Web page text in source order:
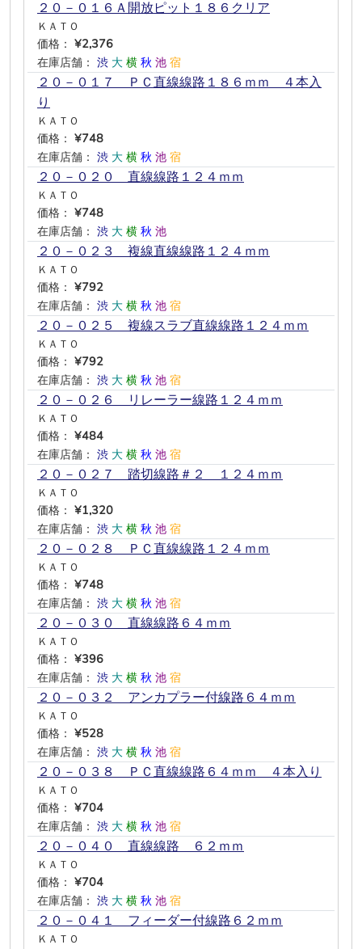
２０－０１６Ａ開放ピット１８６クリア
ＫＡＴＯ
価格： ¥2,376
在庫店舗： 渋 大 横 秋 池 宿
２０－０１７ ＰＣ直線線路１８６ｍｍ ４本入
り
ＫＡＴＯ
価格： ¥748
在庫店舗： 渋 大 横 秋 池 宿
２０－０２０ 直線線路１２４ｍｍ
ＫＡＴＯ
価格： ¥748
在庫店舗： 渋 大 横 秋 池
２０－０２３ 複線直線線路１２４ｍｍ
ＫＡＴＯ
価格： ¥792
在庫店舗： 渋 大 横 秋 池 宿
２０－０２５ 複線スラブ直線線路１２４ｍｍ
ＫＡＴＯ
価格： ¥792
在庫店舗： 渋 大 横 秋 池 宿
２０－０２６ リレーラー線路１２４ｍｍ
ＫＡＴＯ
価格： ¥484
在庫店舗： 渋 大 横 秋 池 宿
２０－０２７ 踏切線路＃２ １２４ｍｍ
ＫＡＴＯ
価格： ¥1,320
在庫店舗： 渋 大 横 秋 池 宿
２０－０２８ ＰＣ直線線路１２４ｍｍ
ＫＡＴＯ
価格： ¥748
在庫店舗： 渋 大 横 秋 池 宿
２０－０３０ 直線線路６４ｍｍ
ＫＡＴＯ
価格： ¥396
在庫店舗： 渋 大 横 秋 池 宿
２０－０３２ アンカプラー付線路６４ｍｍ
ＫＡＴＯ
価格： ¥528
在庫店舗： 渋 大 横 秋 池 宿
２０－０３８ ＰＣ直線線路６４ｍｍ ４本入り
ＫＡＴＯ
価格： ¥704
在庫店舗： 渋 大 横 秋 池 宿
２０－０４０ 直線線路 ６２ｍｍ
ＫＡＴＯ
価格： ¥704
在庫店舗： 渋 大 横 秋 池 宿
２０－０４１ フィーダー付線路６２ｍｍ
ＫＡＴＯ